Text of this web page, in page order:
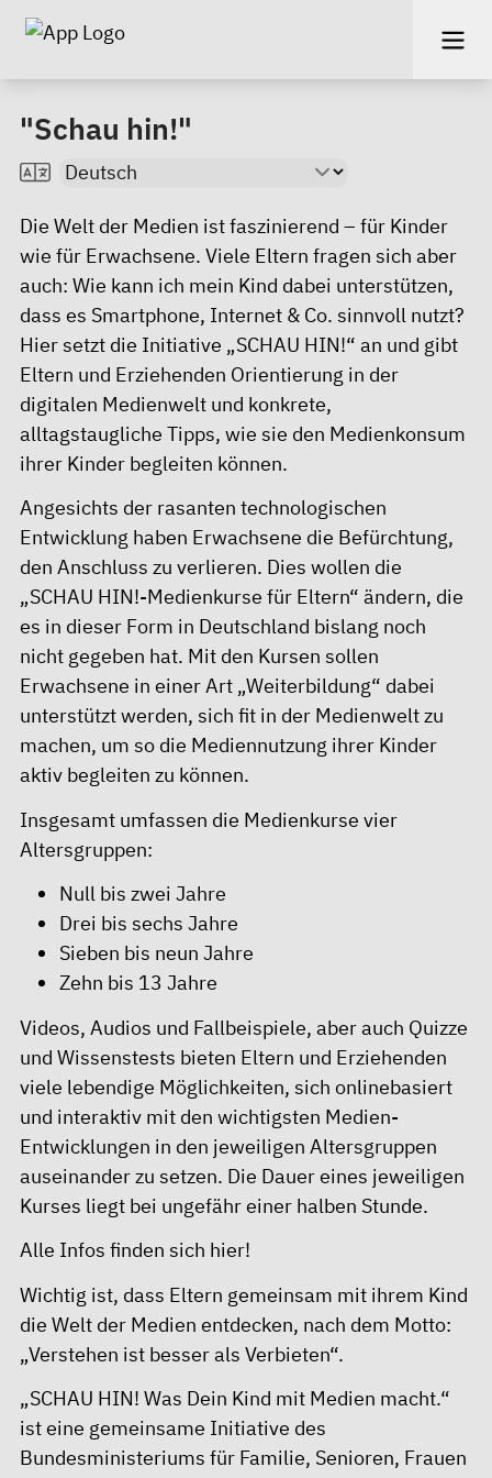
"Schau hin!"
Die Welt der Medien ist faszinierend – für Kinder
wie für Erwachsene. Viele Eltern fragen sich aber
auch: Wie kann ich mein Kind dabei unterstützen,
dass es Smartphone, Internet & Co. sinnvoll nutzt?
Hier setzt die Initiative „SCHAU HIN!“ an und gibt
Eltern und Erziehenden Orientierung in der
digitalen Medienwelt und konkrete,
alltagstaugliche Tipps, wie sie den Medienkonsum
ihrer Kinder begleiten können.
Angesichts der rasanten technologischen
Entwicklung haben Erwachsene die Befürchtung,
den Anschluss zu verlieren. Dies wollen die
„SCHAU HIN!-Medienkurse für Eltern“ ändern, die
es in dieser Form in Deutschland bislang noch
nicht gegeben hat. Mit den Kursen sollen
Erwachsene in einer Art „Weiterbildung“ dabei
unterstützt werden, sich fit in der Medienwelt zu
machen, um so die Mediennutzung ihrer Kinder
aktiv begleiten zu können.
Insgesamt umfassen die Medienkurse vier
Altersgruppen:
Null bis zwei Jahre
Drei bis sechs Jahre
Sieben bis neun Jahre
Zehn bis 13 Jahre
Videos, Audios und Fallbeispiele, aber auch Quizze
und Wissenstests bieten Eltern und Erziehenden
viele lebendige Möglichkeiten, sich onlinebasiert
und interaktiv mit den wichtigsten Medien-
Entwicklungen in den jeweiligen Altersgruppen
auseinander zu setzen. Die Dauer eines jeweiligen
Kurses liegt bei ungefähr einer halben Stunde.
Alle Infos finden sich hier!
Wichtig ist, dass Eltern gemeinsam mit ihrem Kind
die Welt der Medien entdecken, nach dem Motto:
„Verstehen ist besser als Verbieten“.
„SCHAU HIN! Was Dein Kind mit Medien macht.“
ist eine gemeinsame Initiative des
Bundesministeriums für Familie, Senioren, Frauen